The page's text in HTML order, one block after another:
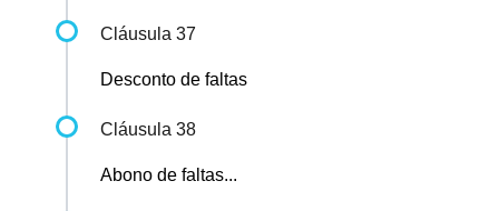
Cláusula 37
Desconto de faltas
Cláusula 38
Abono de faltas...